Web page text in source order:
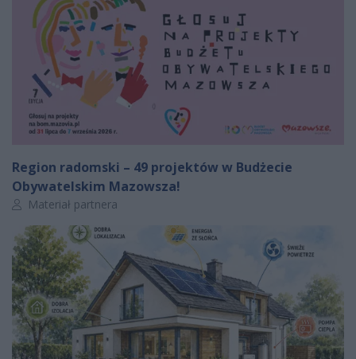
Region radomski – 49 projektów w Budżecie
Obywatelskim Mazowsza!
Autor artykułu:
Materiał partnera